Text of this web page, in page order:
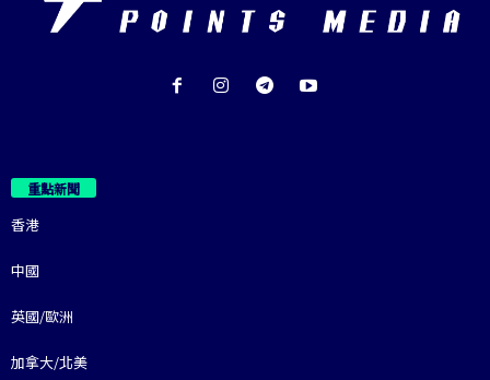
重點新聞
香港
中國
英國/歐洲
加拿大/北美